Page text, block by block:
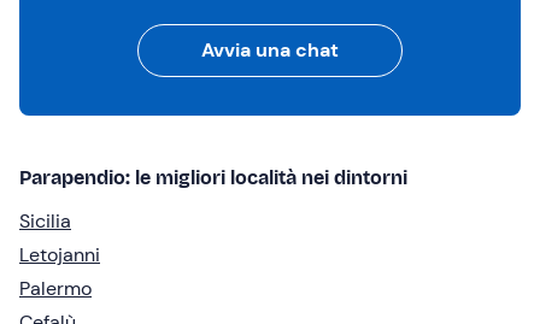
Avvia una chat
Parapendio: le migliori località nei dintorni
Sicilia
Letojanni
Palermo